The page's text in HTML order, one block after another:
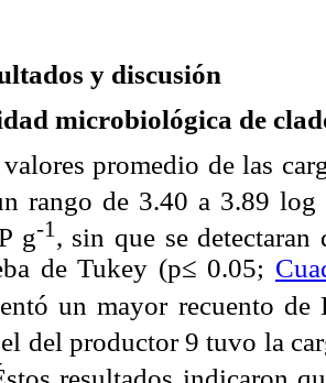
y discusión
microbiológica de
promedio de las
rango de 3.40 a 3.89
g-1 , sin que se
de Tukey (p≤ 0.05;
un mayor recuento
del productor 9 tuvo la